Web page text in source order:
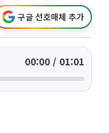
구글 선호매체 추가
00:00 / 01:01